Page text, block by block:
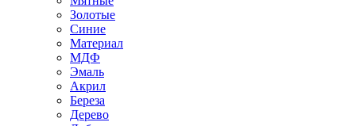
Золотые
Синие
Материал
МДФ
Эмаль
Акрил
Береза
Дерево